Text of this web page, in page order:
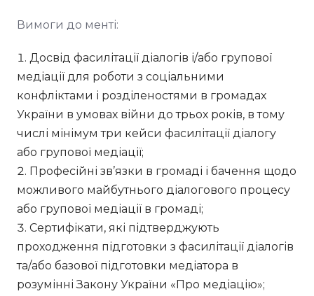
Вимоги до менті:
Досвід фасилітації діалогів і/або групової
медіації для роботи з соціальними
конфліктами і розділеностями в громадах
України в умовах війни до трьох років, в тому
числі мінімум три кейси фасилітації діалогу
або групової медіації;
Професійні зв’язки в громаді і бачення щодо
можливого майбутнього діалогового процесу
або групової медіації в громаді;
Сертифікати, які підтверджують
проходження підготовки з фасилітації діалогів
та/або базової підготовки медіатора в
розумінні Закону України «Про медіацію»;